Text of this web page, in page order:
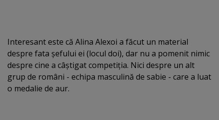
Interesant este că Alina Alexoi a făcut un material
despre fata şefului ei (locul doi), dar nu a pomenit nimic
despre cine a câştigat competiţia. Nici despre un alt
grup de români - echipa masculină de sabie - care a luat
o medalie de aur.